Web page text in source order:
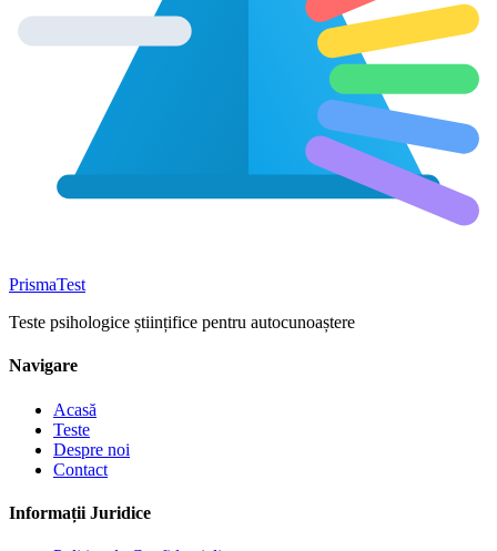
PrismaTest
Teste psihologice științifice pentru autocunoaștere
Navigare
Acasă
Teste
Despre noi
Contact
Informații Juridice